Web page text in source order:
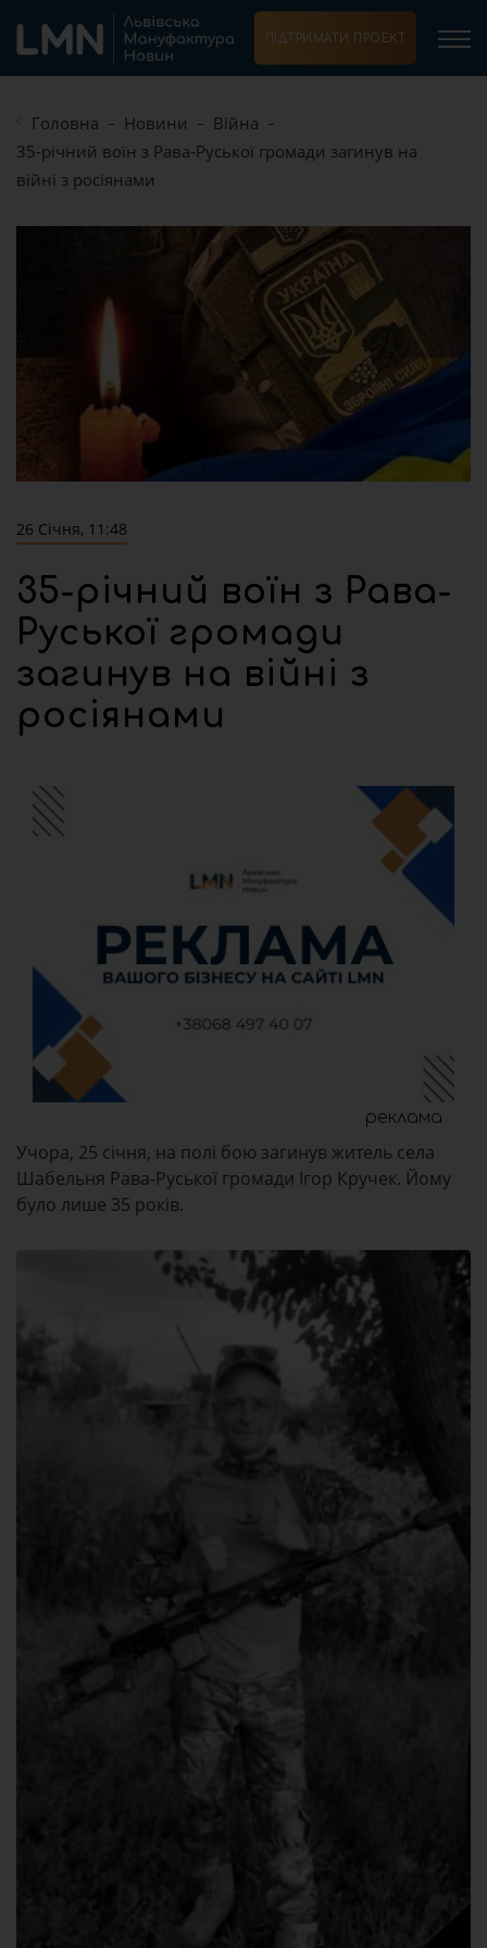
ПІДТРИМАТИ ПРОЕКТ
Головна Новини
Війна
35-річний воїн з Рава-Руської громади загинув на
війні з росіянами
26 Січня, 11:48
35-річний воїн з Рава-
Руської громади
загинув на війні з
росіянами
реклама
Учора, 25 січня, на полі бою загинув житель села
Шабельня Рава-Руської громади Ігор Кручек. Йому
було лише 35 років.